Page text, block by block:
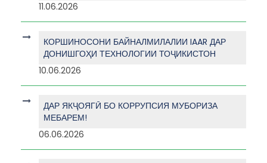
11.06.2026
КОРШИНОСОНИ БАЙНАЛМИЛАЛИИ IAAR ДАР
ДОНИШГОҲИ ТЕХНОЛОГИИ ТОҶИКИСТОН
10.06.2026
ДАР ЯКҶОЯГӢ БО КОРРУПСИЯ МУБОРИЗА
МЕБАРЕМ!
06.06.2026